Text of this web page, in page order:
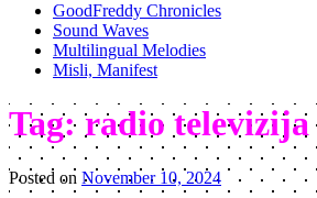
GoodFreddy Chronicles
Sound Waves
Multilingual Melodies
Misli, Manifest
Tag: radio televizija
Posted on November 10, 2024